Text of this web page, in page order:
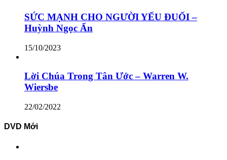
SỨC MẠNH CHO NGƯỜI YẾU ĐUỐI –
Huỳnh Ngọc Ẩn
15/10/2023
Lời Chúa Trong Tân Ước – Warren W.
Wiersbe
22/02/2022
DVD Mới